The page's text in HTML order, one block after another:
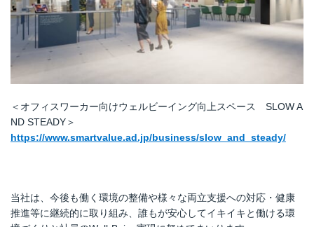
＜オフィスワーカー向けウェルビーイング向上スペース SLOW A
ND STEADY＞
https://www.smartvalue.ad.jp/business/slow_and_steady/
当社は、今後も働く環境の整備や様々な両立支援への対応・健康
推進等に継続的に取り組み、誰もが安心してイキイキと働ける環